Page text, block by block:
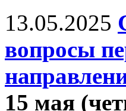
13.05.2025
вопросы
15 мая